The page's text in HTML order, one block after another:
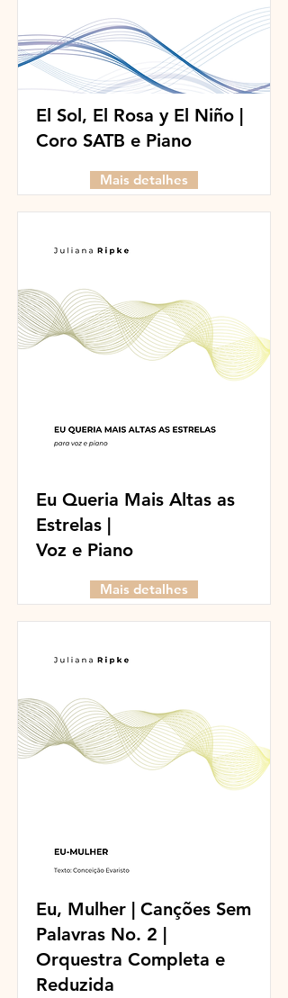
El Sol, El Rosa y El Niño​​ |
Coro SATB e Piano
Mais detalhes
Eu Queria Mais Altas as
Estrelas |
Voz e Piano
Mais detalhes
Eu, Mulher | Canções Sem
Palavras No. 2 |
Orquestra Completa e
Reduzida